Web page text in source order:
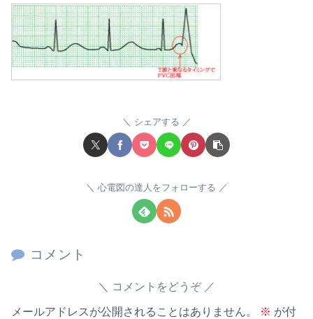
シェアする
心電図の達人をフォローする
コメント
コメントをどうぞ
メールアドレスが公開されることはありません。 ※ が付